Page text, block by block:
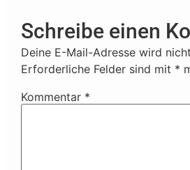
Schreibe einen
Deine E-Mail-Adresse wird
Erforderliche Felder sind mit *
Kommentar *